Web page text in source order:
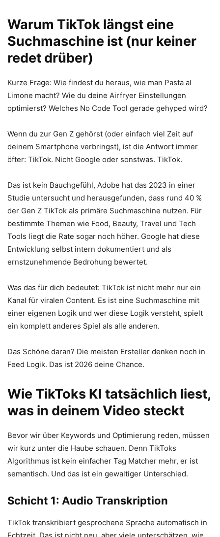
Warum TikTok längst eine
Suchmaschine ist (nur keiner
redet drüber)
Kurze Frage: Wie findest du heraus, wie man Pasta al
Limone macht? Wie du deine Airfryer Einstellungen
optimierst? Welches No Code Tool gerade gehyped wird?
Wenn du zur Gen Z gehörst (oder einfach viel Zeit auf
deinem Smartphone verbringst), ist die Antwort immer
öfter: TikTok. Nicht Google oder sonstwas. TikTok.
Das ist kein Bauchgefühl, Adobe hat das 2023 in einer
Studie untersucht und herausgefunden, dass rund 40 %
der Gen Z TikTok als primäre Suchmaschine nutzen. Für
bestimmte Themen wie Food, Beauty, Travel und Tech
Tools liegt die Rate sogar noch höher. Google hat diese
Entwicklung selbst intern dokumentiert und als
ernstzunehmende Bedrohung bewertet.
Was das für dich bedeutet: TikTok ist nicht mehr nur ein
Kanal für viralen Content. Es ist eine Suchmaschine mit
einer eigenen Logik und wer diese Logik versteht, spielt
ein komplett anderes Spiel als alle anderen.
Das Schöne daran? Die meisten Ersteller denken noch in
Feed Logik. Das ist 2026 deine Chance.
Wie TikToks KI tatsächlich liest,
was in deinem Video steckt
Bevor wir über Keywords und Optimierung reden, müssen
wir kurz unter die Haube schauen. Denn TikToks
Algorithmus ist kein einfacher Tag Matcher mehr, er ist
semantisch. Und das ist ein gewaltiger Unterschied.
Schicht 1: Audio Transkription
TikTok transkribiert gesprochene Sprache automatisch in